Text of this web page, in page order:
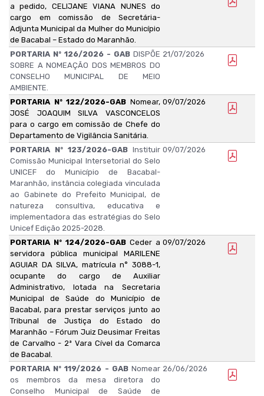
a pedido, CELIJANE VIANA NUNES do
cargo em comissão de Secretária-
Adjunta Municipal da Mulher do Município
de Bacabal – Estado do Maranhão.
PORTARIA Nº 126/2026 - GAB DISPÕE
SOBRE A NOMEAÇÃO DOS MEMBROS DO
CONSELHO MUNICIPAL DE MEIO
AMBIENTE.
21/07/2026
PORTARIA Nº 122/2026-GAB Nomear,
JOSÉ JOAQUIM SILVA VASCONCELOS
para o cargo em comissão de Chefe do
Departamento de Vigilância Sanitária.
09/07/2026
PORTARIA Nº 123/2026-GAB Instituir
Comissão Municipal Intersetorial do Selo
UNICEF do Município de Bacabal-
Maranhão, instância colegiada vinculada
ao Gabinete do Prefeito Municipal, de
natureza consultiva, educativa e
implementadora das estratégias do Selo
Unicef Edição 2025-2028.
09/07/2026
PORTARIA Nº 124/2026-GAB Ceder a
servidora pública municipal MARILENE
AGUIAR DA SILVA, matrícula n° 3088-1,
ocupante do cargo de Auxiliar
Administrativo, lotada na Secretaria
Municipal de Saúde do Município de
Bacabal, para prestar serviços junto ao
Tribunal de Justiça do Estado do
Maranhão – Fórum Juiz Deusimar Freitas
de Carvalho - 2ª Vara Cível da Comarca
de Bacabal.
09/07/2026
PORTARIA Nº 119/2026 - GAB Nomear
os membros da mesa diretora do
Conselho Municipal de Saúde de
26/06/2026